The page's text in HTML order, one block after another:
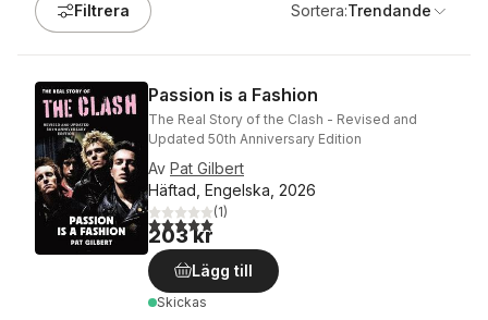
Filtrera Sortera:Trendande
Passion is a Fashion
The Real Story of the Clash - Revised and
Updated 50th Anniversary Edition
Av Pat Gilbert
Häftad, Engelska, 2026
5,0utav 5 stjärnor. Totalt antal röster:
(1)
203 kr
Lägg till
Skickas